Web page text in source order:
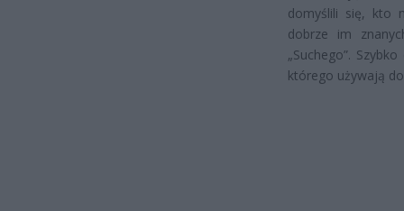
domyślili się, kto
dobrze im
„Suchego”.
którego używają